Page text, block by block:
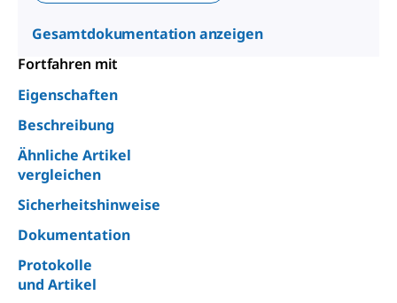
Gesamtdokumentation anzeigen
Fortfahren mit
Eigenschaften
Beschreibung
Ähnliche Artikel
vergleichen
Sicherheitshinweise
Dokumentation
Protokolle
und Artikel